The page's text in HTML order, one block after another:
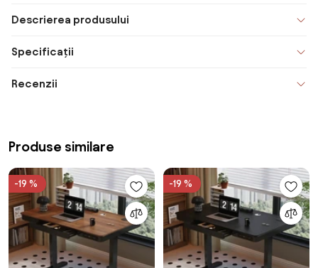
Descrierea produsului
Specificații
Recenzii
Produse similare
-19 % -19 %